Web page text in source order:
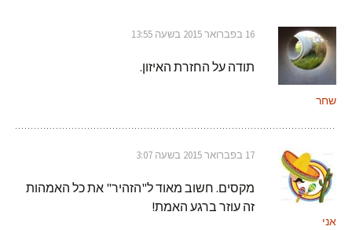
שחר
16 בפברואר 2015 בשעה 13:55
תודה על החזרת האיזון.
אני
17 בפברואר 2015 בשעה 3:07
מקסים. חשוב מאוד ל"הזהיר" את כל האמהות
זה עוזר ברגע האמת!